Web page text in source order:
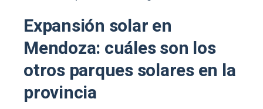
Expansión solar en
Mendoza: cuáles son los
otros parques solares en la
provincia